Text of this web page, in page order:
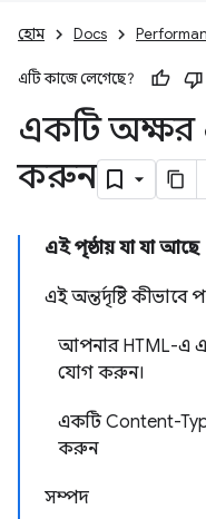
হোম Docs
এটি কাজে লেগেছে?
একটি অক্ষর
করুন
এই পৃষ্ঠায় যা যা আছে
এই অন্তর্দৃষ্টি কীভাবে
আপনার HTML-এ
যোগ করুন।
একটি Content-
করুন
সম্পদ